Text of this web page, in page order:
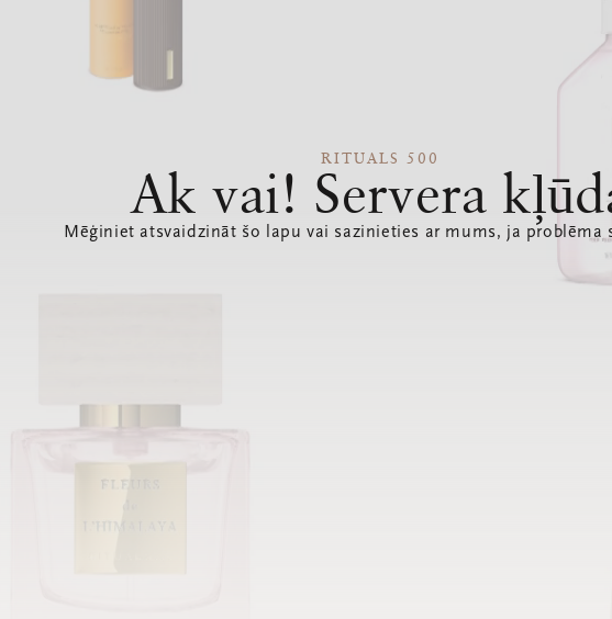
RITUALS 500
Ak vai! Servera
Mēģiniet atsvaidzināt šo lapu vai sazinieties ar mums, ja problēma